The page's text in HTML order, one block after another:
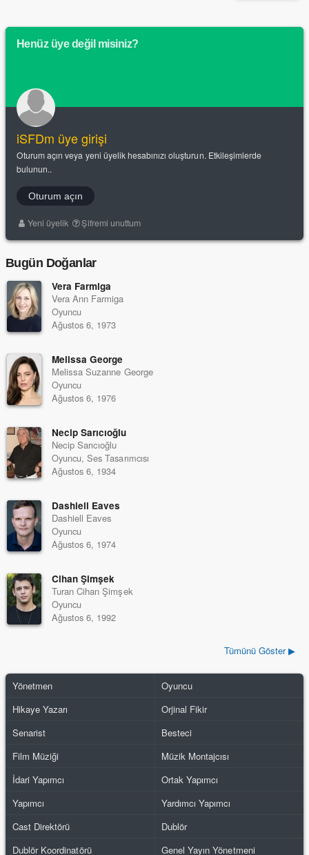
Henüz üye değil misiniz?
iSFDm üye girişi
Oturum açın veya yeni üyelik hesabınızı oluşturun. Etkileşimlerde
bulunun..
Oturum açın
Yeni üyelik Şifremi unuttum
Bugün Doğanlar
Vera Farmiga
Vera Ann Farmiga
Oyuncu
Ağustos 6, 1973
Melissa George
Melissa Suzanne George
Oyuncu
Ağustos 6, 1976
Necip Sarıcıoğlu
Necip Sarıcıoğlu
Oyuncu, Ses Tasarımcısı
Ağustos 6, 1934
Dashiell Eaves
Dashiell Eaves
Oyuncu
Ağustos 6, 1974
Cihan Şimşek
Turan Cihan Şimşek
Oyuncu
Ağustos 6, 1992
Tümünü Göster ▶
Yönetmen
Oyuncu
Hikaye Yazarı
Orjinal Fikir
Senarist
Besteci
Film Müziği
Müzik Montajcısı
İdari Yapımcı
Ortak Yapımcı
Yapımcı
Yardımcı Yapımcı
Cast Direktörü
Dublör
Dublör Koordinatörü
Genel Yayın Yönetmeni